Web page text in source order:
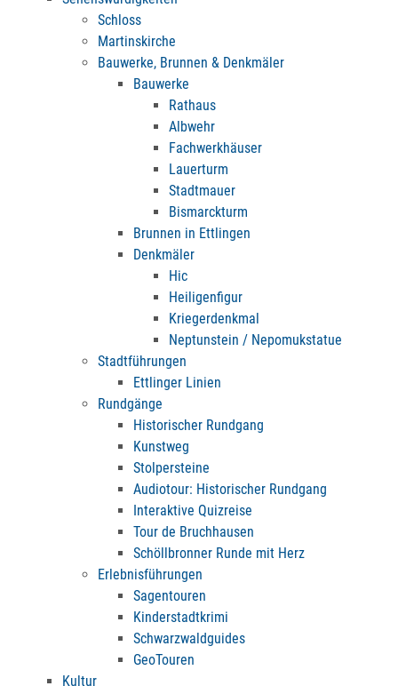
Schloss
Martinskirche
Bauwerke, Brunnen & Denkmäler
Bauwerke
Rathaus
Albwehr
Fachwerkhäuser
Lauerturm
Stadtmauer
Bismarckturm
Brunnen in Ettlingen
Denkmäler
Hic
Heiligenfigur
Kriegerdenkmal
Neptunstein / Nepomukstatue
Stadtführungen
Ettlinger Linien
Rundgänge
Historischer Rundgang
Kunstweg
Stolpersteine
Audiotour: Historischer Rundgang
Interaktive Quizreise
Tour de Bruchhausen
Schöllbronner Runde mit Herz
Erlebnisführungen
Sagentouren
Kinderstadtkrimi
Schwarzwaldguides
GeoTouren
Kultur